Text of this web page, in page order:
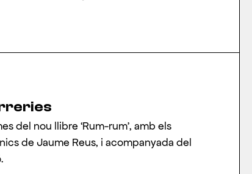
del nou llibre ‘Rum-rum’, amb els
de Jaume Reus, i acompanyada del